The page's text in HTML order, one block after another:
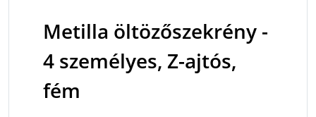
Metilla öltözőszekrény -
4 személyes, Z-ajtós,
fém